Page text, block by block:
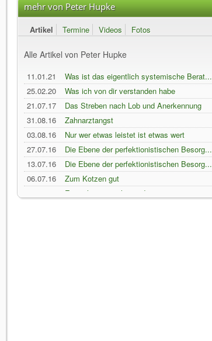
mehr von Peter Hupke
Artikel Termine Videos Fotos
Alle Artikel von Peter Hupke
11.01.21
Was ist das eigentlich systemische Berat...
25.02.20
Was ich von dir verstanden habe
21.07.17
Das Streben nach Lob und Anerkennung
hä...
31.08.16
Zahnarztangst
03.08.16
Nur wer etwas leistet ist etwas wert
27.07.16
Die Ebene der perfektionistischen Besorg...
13.07.16
Die Ebene der perfektionistischen Besorg...
06.07.16
Zum Kotzen gut
Es recht zu machen jedermann ist eine